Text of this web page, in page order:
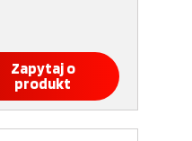
Zapytaj o
produkt